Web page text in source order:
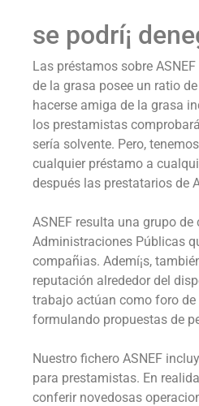
se podrí¡
Las préstamos sobre
de la grasa posee un ratio
hacerse amiga de la grasa
los prestamistas
serí­a solvente. Pero,
cualquier préstamo a
después las prestatarios de
ASNEF resulta una grupo
Administraciones Públicas
compañias. Ademí¡s,
reputación alrededor del
trabajo actúan como foro
formulando propuestas de
Nuestro fichero ASNEF
para prestamistas. En
conferir novedosas